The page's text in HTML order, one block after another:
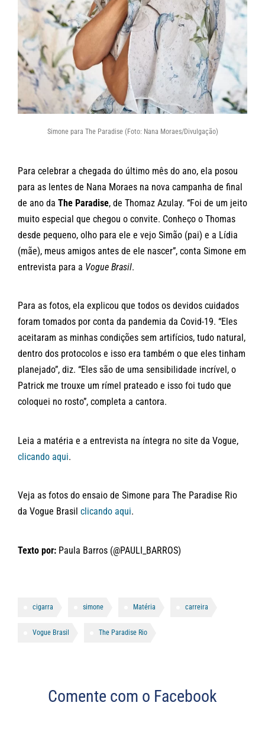
Simone para The Paradise (Foto: Nana Moraes/Divulgação)
Para celebrar a chegada do último mês do ano, ela posou
para as lentes de Nana Moraes na nova campanha de final
de ano da The Paradise, de Thomaz Azulay. “Foi de um jeito
muito especial que chegou o convite. Conheço o Thomas
desde pequeno, olho para ele e vejo Simão (pai) e a Lídia
(mãe), meus amigos antes de ele nascer”, conta Simone em
entrevista para a Vogue Brasil.
Para as fotos, ela explicou que todos os devidos cuidados
foram tomados por conta da pandemia da Covid-19. “Eles
aceitaram as minhas condições sem artifícios, tudo natural,
dentro dos protocolos e isso era também o que eles tinham
planejado”, diz. “Eles são de uma sensibilidade incrível, o
Patrick me trouxe um rímel prateado e isso foi tudo que
coloquei no rosto”, completa a cantora.
Leia a matéria e a entrevista na íntegra no site da Vogue,
clicando aqui.
Veja as fotos do ensaio de Simone para The Paradise Rio
da Vogue Brasil clicando aqui.
Texto por: Paula Barros (@PAULI_BARROS)
cigarra simone Matéria carreira
Vogue Brasil The Paradise Rio
Comente com o Facebook